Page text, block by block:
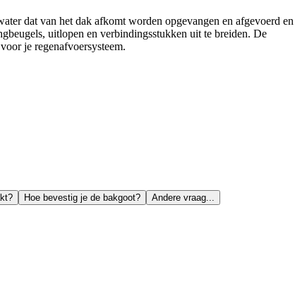
dat van het dak afkomt worden opgevangen en afgevoerd en
uitlopen en verbindingsstukken uit te breiden. De
je regenafvoersysteem.
Hoe bevestig je de bakgoot? Andere vraag...